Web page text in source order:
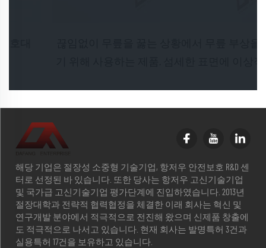
해당 기업은 절장성 소중형 기술기업, 항저우 안전보호 R&D 센
터로 선정된 바 있습니다. 또한 당사는 항저우 고신기술기업
및 국가급 고신기술기업 평가단계에 진입하였습니다. 2013년
절장대학과 전략적 협력협정을 체결한 이래 회사는 혁신 및
연구개발 분야에서 적극적으로 전진해 왔으며 신제품 창출에
도 적극적으로 나서고 있습니다. 현재 회사는 발명특허 3건과
실용특허 17건을 보유하고 있습니다.